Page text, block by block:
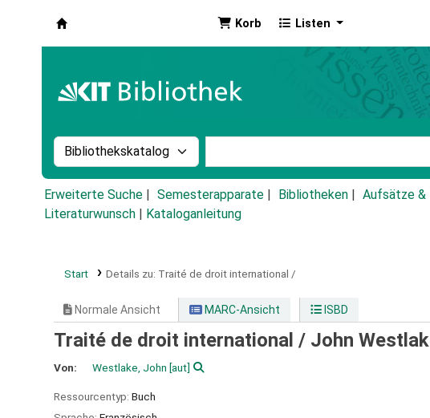
Korb Listen
Suche im Katalog nach:
Erweiterte Suche Semesterapparate Bibliotheken Aufsätze &
Literaturwunsch
Kataloganleitung
Start Details zu: Traité de droit international /
Normale Ansicht MARC-Ansicht ISBD
Traité de droit international / John
Von: Westlake, John [aut]
Ressourcentyp: Buch